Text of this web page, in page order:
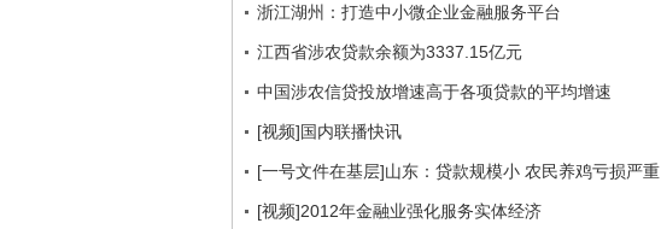
浙江湖州：打造中小微企业金融服务平台
江西省涉农贷款余额为3337.15亿元
中国涉农信贷投放增速高于各项贷款的平均增速
[视频]国内联播快讯
[一号文件在基层]山东：贷款规模小 农民养鸡亏损严重
[视频]2012年金融业强化服务实体经济